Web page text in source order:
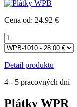
Cena od: 24.92 €
Detail produktu
4 - 5 pracovných dní
Plátky WPR